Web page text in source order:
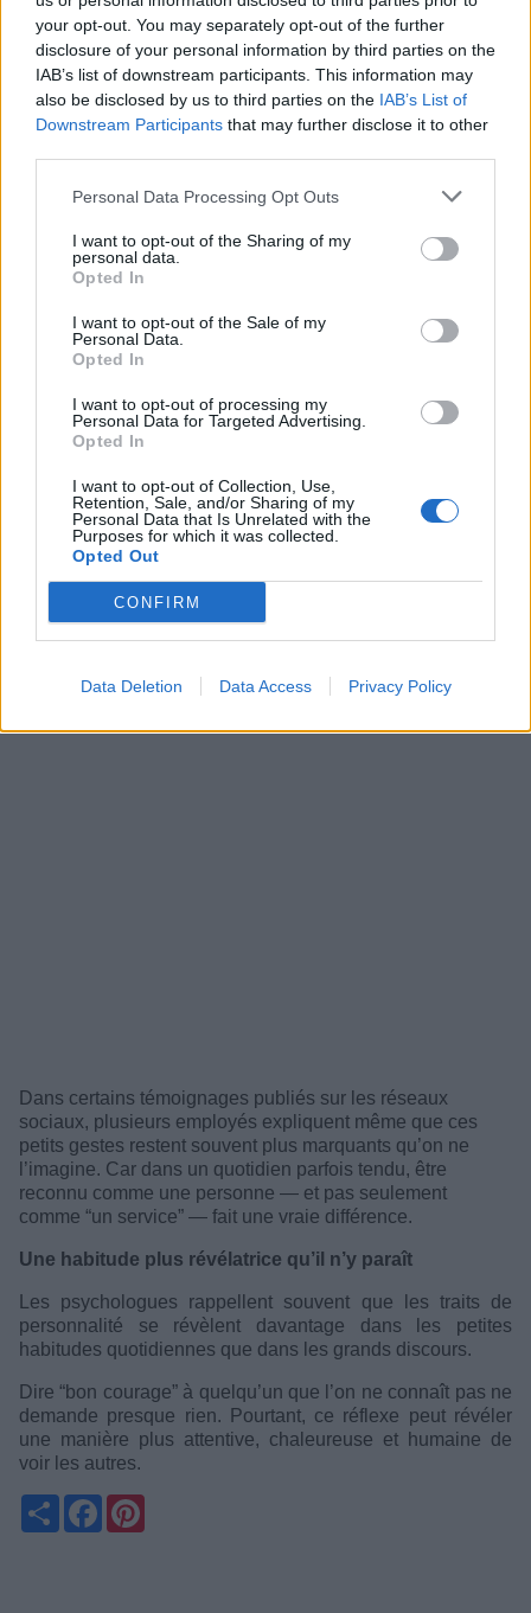
your opt-out. You may separately opt-out of the further
disclosure of your personal information by third parties on the
IAB’s list of downstream participants. This information may
also be disclosed by us to third parties on the IAB’s List of
Downstream Participants that may further disclose it to other
Personal Data Processing Opt Outs
I want to opt-out of the Sharing of my
personal data.
Opted In
I want to opt-out of the Sale of my
Personal Data.
Opted In
I want to opt-out of processing my
Personal Data for Targeted Advertising.
Opted In
I want to opt-out of Collection, Use,
Retention, Sale, and/or Sharing of my
Personal Data that Is Unrelated with the
Purposes for which it was collected.
Opted Out
CONFIRM
Data Deletion Data Access Privacy Policy
Selon plusieurs spécialistes du comportement, les
personnes qui utilisent spontanément ce type de formule
une forte sensibilité sociale,
une bonne capacité d’observation,
et un niveau d’empathie plus développé.
Elles perçoivent plus facilement la fatigue, le stress ou la
public. Ce n’est pas forcément un grand acte de
gentillesse spectaculaire, mais plutôt une attention
discrète qui change parfois l’ambiance d’un échange.
Pourquoi ces mots peuvent avoir un vrai impact
un simple “bon courage” peut casser la routine et rendre
une journée un peu plus humaine.
Dans certains témoignages publiés sur les réseaux
sociaux, plusieurs employés expliquent même que ces
petits gestes restent souvent plus marquants qu’on ne
l’imagine. Car dans un quotidien parfois tendu, être
reconnu comme une personne — et pas seulement
comme “un service” — fait une vraie différence.
Une habitude plus révélatrice qu’il n’y paraît
Les psychologues rappellent souvent que les traits de
personnalité se révèlent davantage dans les petites
habitudes quotidiennes que dans les grands discours.
Dire “bon courage” à quelqu’un que l’on ne connaît pas ne
demande presque rien. Pourtant, ce réflexe peut révéler
une manière plus attentive, chaleureuse et humaine de
voir les autres.
PartagerFacebook